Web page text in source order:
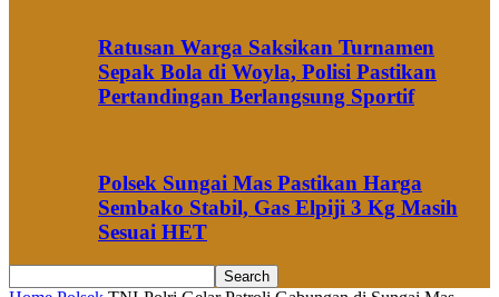
Ratusan Warga Saksikan Turnamen
Sepak Bola di Woyla, Polisi Pastikan
Pertandingan Berlangsung Sportif
Polsek Sungai Mas Pastikan Harga
Sembako Stabil, Gas Elpiji 3 Kg Masih
Sesuai HET